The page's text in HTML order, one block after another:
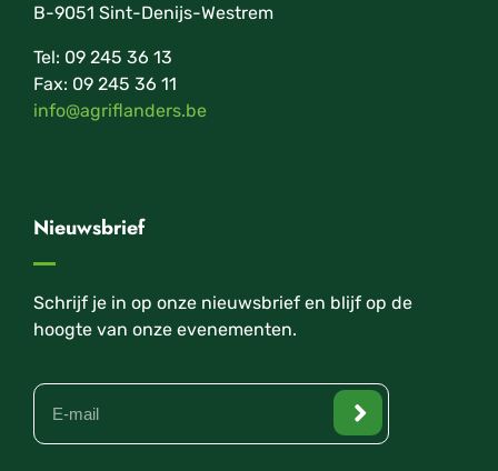
B-9051 Sint-Denijs-Westrem
Tel: 09 245 36 13
Fax: 09 245 36 11
info@agriflanders.be
Nieuwsbrief
Schrijf je in op onze nieuwsbrief en blijf op de
hoogte van onze evenementen.